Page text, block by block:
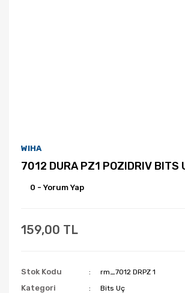
WIHA
7012 DURA PZ1 POZIDRIV BITS
0 - Yorum Yap
159,00 TL
Stok Kodu rm_7012 DRPZ 1
Kategori Bits Uç